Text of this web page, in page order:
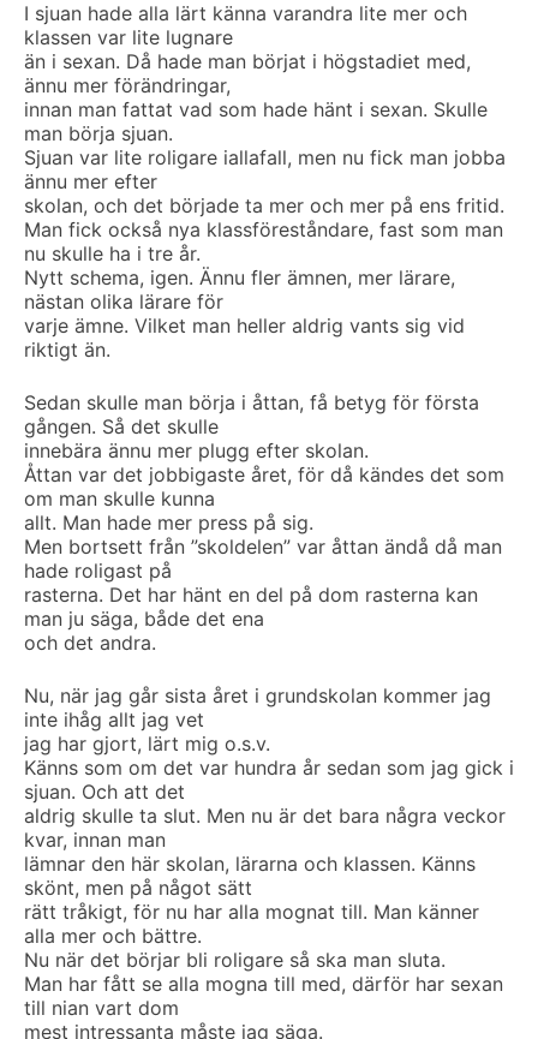
I sjuan hade alla lärt känna varandra lite mer och
klassen var lite lugnare
än i sexan. Då hade man börjat i högstadiet med,
ännu mer förändringar,
innan man fattat vad som hade hänt i sexan. Skulle
man börja sjuan.
Sjuan var lite roligare iallafall, men nu fick man jobba
ännu mer efter
skolan, och det började ta mer och mer på ens fritid.
Man fick också nya klassföreståndare, fast som man
nu skulle ha i tre år.
Nytt schema, igen. Ännu fler ämnen, mer lärare,
nästan olika lärare för
varje ämne. Vilket man heller aldrig vants sig vid
riktigt än.
Sedan skulle man börja i åttan, få betyg för första
gången. Så det skulle
innebära ännu mer plugg efter skolan.
Åttan var det jobbigaste året, för då kändes det som
om man skulle kunna
allt. Man hade mer press på sig.
Men bortsett från ”skoldelen” var åttan ändå då man
hade roligast på
rasterna. Det har hänt en del på dom rasterna kan
man ju säga, både det ena
och det andra.
Nu, när jag går sista året i grundskolan kommer jag
inte ihåg allt jag vet
jag har gjort, lärt mig o.s.v.
Känns som om det var hundra år sedan som jag gick i
sjuan. Och att det
aldrig skulle ta slut. Men nu är det bara några veckor
kvar, innan man
lämnar den här skolan, lärarna och klassen. Känns
skönt, men på något sätt
rätt tråkigt, för nu har alla mognat till. Man känner
alla mer och bättre.
Nu när det börjar bli roligare så ska man sluta.
Man har fått se alla mogna till med, därför har sexan
till nian vart dom
mest intressanta måste jag säga.